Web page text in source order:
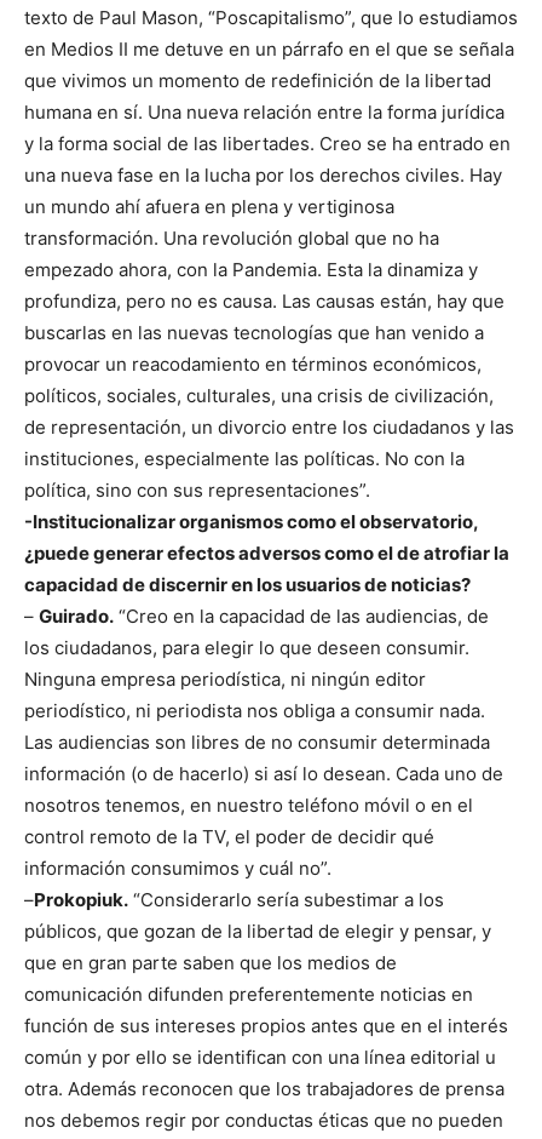
texto de Paul Mason, “Poscapitalismo”, que lo estudiamos
en Medios II me detuve en un párrafo en el que se señala
que vivimos un momento de redefinición de la libertad
humana en sí. Una nueva relación entre la forma jurídica
y la forma social de las libertades. Creo se ha entrado en
una nueva fase en la lucha por los derechos civiles. Hay
un mundo ahí afuera en plena y vertiginosa
transformación. Una revolución global que no ha
empezado ahora, con la Pandemia. Esta la dinamiza y
profundiza, pero no es causa. Las causas están, hay que
buscarlas en las nuevas tecnologías que han venido a
provocar un reacodamiento en términos económicos,
políticos, sociales, culturales, una crisis de civilización,
de representación, un divorcio entre los ciudadanos y las
instituciones, especialmente las políticas. No con la
política, sino con sus representaciones”.
-Institucionalizar organismos como el observatorio,
¿puede generar efectos adversos como el de atrofiar la
capacidad de discernir en los usuarios de noticias?
– Guirado. “Creo en la capacidad de las audiencias, de
los ciudadanos, para elegir lo que deseen consumir.
Ninguna empresa periodística, ni ningún editor
periodístico, ni periodista nos obliga a consumir nada.
Las audiencias son libres de no consumir determinada
información (o de hacerlo) si así lo desean. Cada uno de
nosotros tenemos, en nuestro teléfono móvil o en el
control remoto de la TV, el poder de decidir qué
información consumimos y cuál no”.
–Prokopiuk. “Considerarlo sería subestimar a los
públicos, que gozan de la libertad de elegir y pensar, y
que en gran parte saben que los medios de
comunicación difunden preferentemente noticias en
función de sus intereses propios antes que en el interés
común y por ello se identifican con una línea editorial u
otra. Además reconocen que los trabajadores de prensa
nos debemos regir por conductas éticas que no pueden